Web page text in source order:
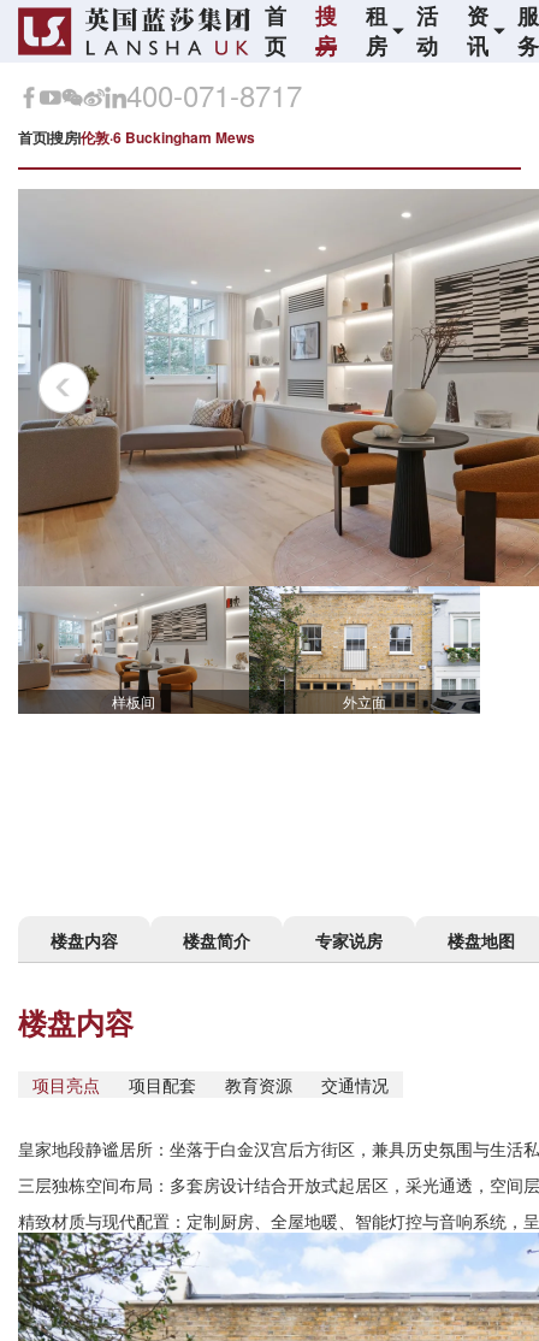
首
页
搜
房
租
房
活
动
资
讯
服
务
400-071-8717
首页搜房伦敦·6 Buckingham Mews
样板间 外立面
楼盘内容 楼盘简介 专家说房 楼盘地图
楼盘内容
项目亮点 项目配套 教育资源 交通情况
皇家地段静谧居所：坐落于白金汉宫后方街区，兼具历史氛围与生活
三层独栋空间布局：多套房设计结合开放式起居区，采光通透，空间
精致材质与现代配置：定制厨房、全屋地暖、智能灯控与音响系统，